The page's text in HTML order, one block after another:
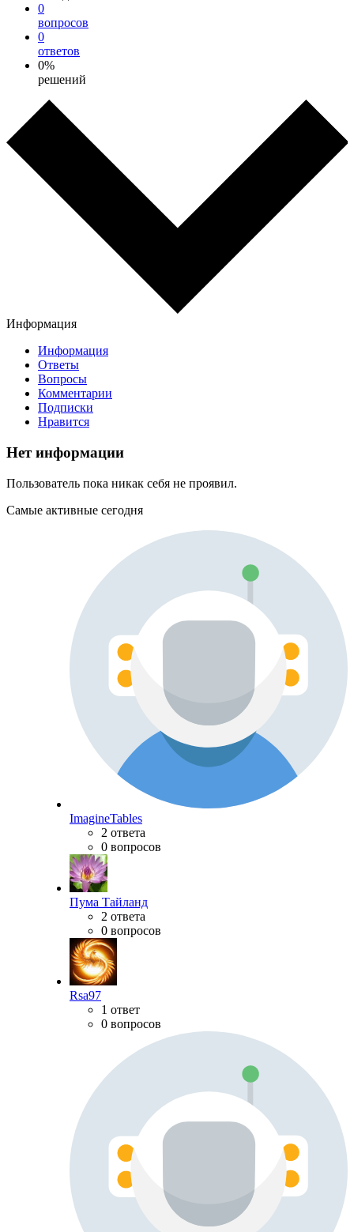
0
вопросов
0
ответов
0%
решений
Информация
Информация
Ответы
Вопросы
Комментарии
Подписки
Нравится
Нет информации
Пользователь пока никак себя не проявил.
Самые активные сегодня
ImagineTables
2 ответа
0 вопросов
Пума Тайланд
2 ответа
0 вопросов
Rsa97
1 ответ
0 вопросов